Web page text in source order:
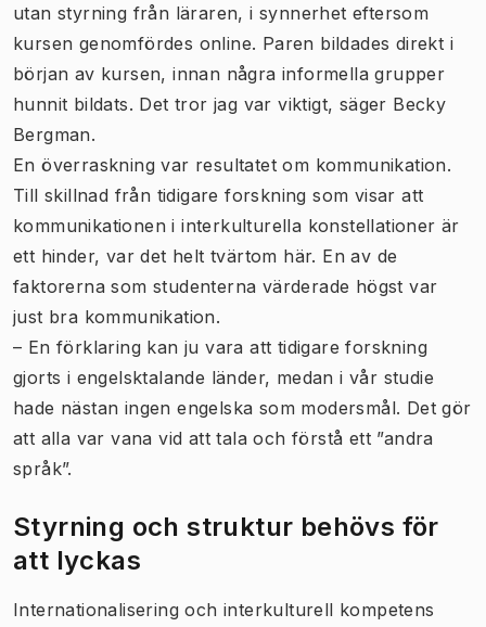
utan styrning från läraren, i synnerhet eftersom
kursen genomfördes online. Paren bildades direkt i
början av kursen, innan några informella grupper
hunnit bildats. Det tror jag var viktigt, säger Becky
Bergman.
En överraskning var resultatet om kommunikation.
Till skillnad från tidigare forskning som visar att
kommunikationen i interkulturella konstellationer är
ett hinder, var det helt tvärtom här. En av de
faktorerna som studenterna värderade högst var
just bra kommunikation.
– En förklaring kan ju vara att tidigare forskning
gjorts i engelsktalande länder, medan i vår studie
hade nästan ingen engelska som modersmål. Det gör
att alla var vana vid att tala och förstå ett ”andra
språk”.
Styrning och struktur behövs för
att lyckas
Internationalisering och interkulturell kompetens